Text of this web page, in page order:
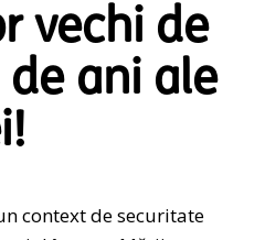
vechi de
ani ale
context de securitate